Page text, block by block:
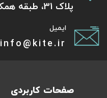
پلاک 31، طبقه همکف
ایمیل
info@kite.ir
صفحات کاربردی